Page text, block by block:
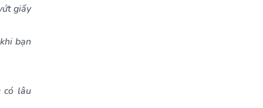
giấy
bạn
có lâu